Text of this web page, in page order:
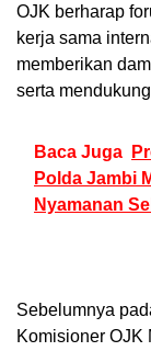
OJK berharap
kerja sama
memberikan
serta
Baca Juga
Polda Jambi
Nyamanan
Sebelumnya
Komisioner OJK